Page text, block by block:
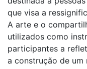
que visa a
A arte e o
utilizados como
participantes a
a construção de um